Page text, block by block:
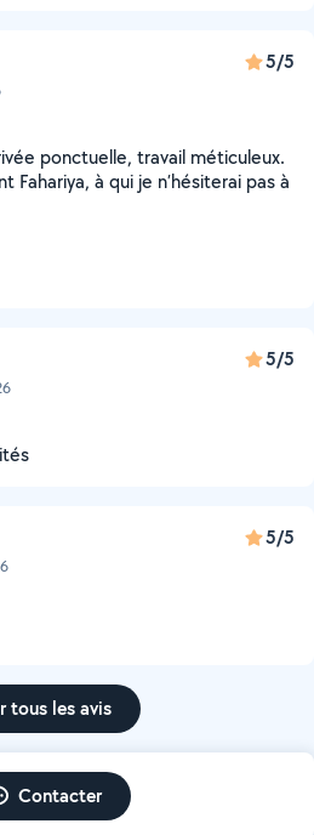
5/5
ponctuelle, travail méticuleux.
à qui je n’hésiterai pas à
5/5
5/5
tous les avis
Contacter